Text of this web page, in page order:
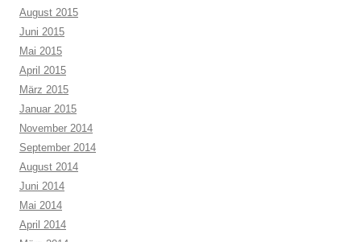
August 2015
Juni 2015
Mai 2015
April 2015
März 2015
Januar 2015
November 2014
September 2014
August 2014
Juni 2014
Mai 2014
April 2014